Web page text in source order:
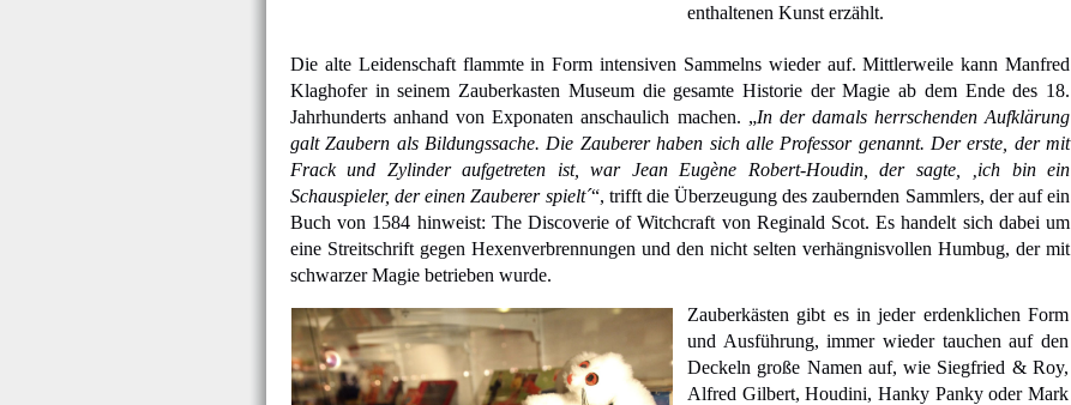
enthaltenen Kunst erzählt.
Die alte Leidenschaft flammte in Form intensiven Sammelns wieder auf. Mittlerweile kann Manfred
Klaghofer in seinem Zauberkasten Museum die gesamte Historie der Magie ab dem Ende des 18.
Jahrhunderts anhand von Exponaten anschaulich machen. „In der damals herrschenden Aufklärung
galt Zaubern als Bildungssache. Die Zauberer haben sich alle Professor genannt. Der erste, der mit
Frack und Zylinder aufgetreten ist, war Jean Eugène Robert-Houdin, der sagte, ‚ich bin ein
Schauspieler, der einen Zauberer spielt´“, trifft die Überzeugung des zaubernden Sammlers, der auf ein
Buch von 1584 hinweist: The Discoverie of Witchcraft von Reginald Scot. Es handelt sich dabei um
eine Streitschrift gegen Hexenverbrennungen und den nicht selten verhängnisvollen Humbug, der mit
schwarzer Magie betrieben wurde.
Zauberkästen gibt es in jeder erdenklichen Form
und Ausführung, immer wieder tauchen auf den
Deckeln große Namen auf, wie Siegfried & Roy,
Alfred Gilbert, Houdini, Hanky Panky oder Mark